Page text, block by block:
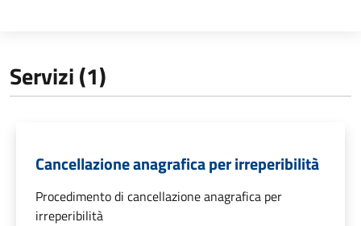
Servizi (1)
Cancellazione anagrafica per irreperibilità
Procedimento di cancellazione anagrafica per
irreperibilità